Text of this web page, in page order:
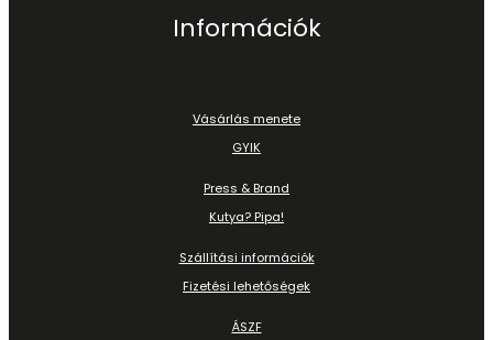
Információk
Vásárlás menete
GYIK
Press & Brand
Kutya? Pipa!
Szállítási információk
Fizetési lehetőségek
ÁSZF